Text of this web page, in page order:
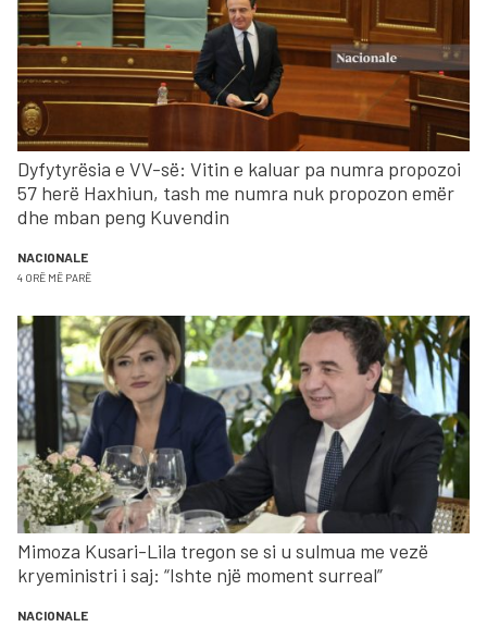
Dyfytyrësia e VV-së: Vitin e kaluar pa numra propozoi
57 herë Haxhiun, tash me numra nuk propozon emër
dhe mban peng Kuvendin
NACIONALE
4 ORË MË PARË
Mimoza Kusari-Lila tregon se si u sulmua me vezë
kryeministri i saj: “Ishte një moment surreal”
NACIONALE